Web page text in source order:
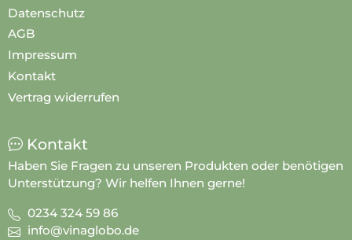
Datenschutz
AGB
Impressum
Kontakt
Vertrag widerrufen
Kontakt
Haben Sie Fragen zu unseren Produkten oder benötigen
Unterstützung? Wir helfen Ihnen gerne!
0234 324 59 86
info@vinaglobo.de